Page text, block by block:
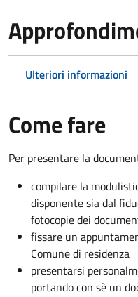
Ulteriori informazioni
Come fare
Per presentare la
compilare la
disponente sia dal
fotocopie dei
fissare un
Comune di residenza
presentarsi
portando con sè un